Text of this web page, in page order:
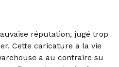
réputation, jugé trop
Cette caricature a la vie
a au contraire su